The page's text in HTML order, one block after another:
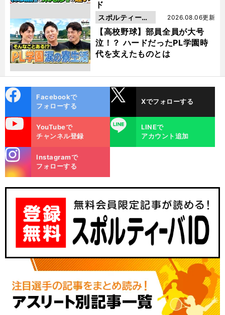
ド
【高校野球】部員全員が大号
泣！？ ハードだったPL学園時
代を支えたものとは
2026.08.06更新
スポルティーバ
動画
ok
Facebookで
フォローする
Xでフォローする
YouTubeで
チャンネル登録
LINE
LINEで
アカウント追加
m
Instagramで
フォローする